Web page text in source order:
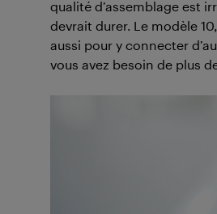
qualité d’assemblage est
devrait durer. Le modèle
aussi pour y connecter
vous avez besoin de plus